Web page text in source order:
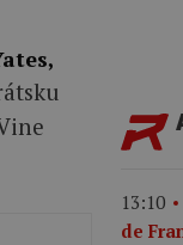
13:10
de